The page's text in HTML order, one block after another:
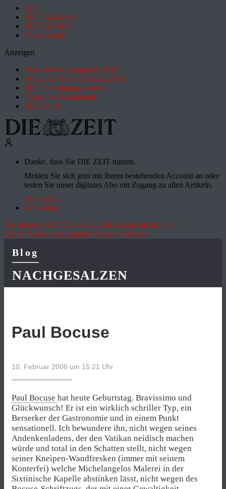
Abo
ZEIT Akademie
ZEIT REISEN
Partnersuche
Anzeigen
Most Wanted Employer 2026
How it works: Studium und Job
ZEIT Forschungskosmos
Deutsches Schulportal
ZEIT für X
Danke, dass Sie DIE ZEIT nutzen.
Melden Sie sich jetzt mit Ihrem bestehenden Account an oder
testen Sie unser digitales Abo mit Zugang zu allen Artikeln.
Abo testen
Anmelden
Die aktuelle ZEITDrohnenvorfall in LeipzigHitze und
Dürre"Deutschland spricht"Aktuelle Themen
Blog
NACHGESALZEN
Paul Bocuse
10. Februar 2006 um 15:21 Uhr
Paul Bocuse hat heute Geburtstag. Bravissimo und
Glückwunsch! Er ist ein wirklich schriller Typ, ein
Berserker der Gastronomie und in einem Punkt
sensationell. Ich bewundere ihn, nicht wegen seines
Andenkenladens, der den Vatikan neidisch machen
würde und total in den Schatten stellt, nicht wegen
seiner Kneipen-Wandfresken (immer mit seinem
Konterfei) welche Michelangelos Malerei in der
Sixtinische Kapelle abstinken lässt, nicht wegen des